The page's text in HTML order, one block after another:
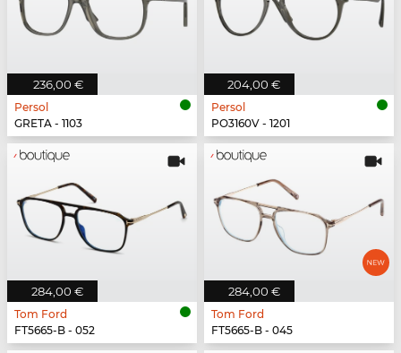
236,00 €
Persol
GRETA - 1103
204,00 €
Persol
PO3160V - 1201
284,00 €
Tom Ford
FT5665-B - 052
284,00 €
Tom Ford
FT5665-B - 045